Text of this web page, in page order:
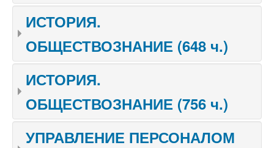
ИСТОРИЯ.
ОБЩЕСТВОЗНАНИЕ (648 ч.)
ИСТОРИЯ.
ОБЩЕСТВОЗНАНИЕ (756 ч.)
УПРАВЛЕНИЕ ПЕРСОНАЛОМ